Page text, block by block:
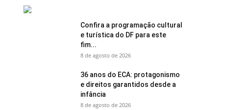
Confira a programação cultural
e turística do DF para este
fim...
8 de agosto de 2026
36 anos do ECA: protagonismo
e direitos garantidos desde a
infância
8 de agosto de 2026